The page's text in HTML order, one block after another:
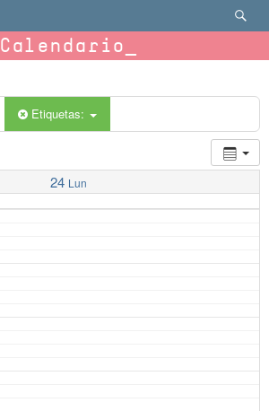
Calendario
Etiquetas:
24 Lun